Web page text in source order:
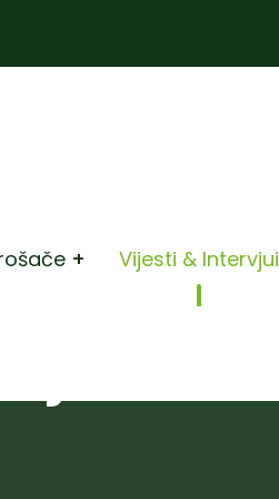
Vijesti & Intervjui